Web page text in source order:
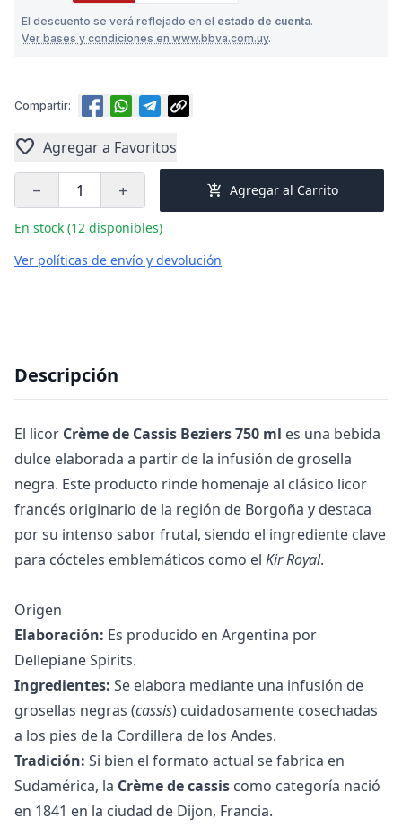
El descuento se verá reflejado en el estado de cuenta.
Ver bases y condiciones en www.bbva.com.uy.
Compartir:
favorite Agregar a Favoritos
remove add add_shopping_cart Agregar al Carrito
En stock (12 disponibles)
Ver políticas de envío y devolución
Descripción
El licor Crème de Cassis Beziers 750 ml es una bebida
dulce elaborada a partir de la infusión de grosella
negra. Este producto rinde homenaje al clásico licor
francés originario de la región de Borgoña y destaca
por su intenso sabor frutal, siendo el ingrediente clave
para cócteles emblemáticos como el Kir Royal.
Origen
Elaboración: Es producido en Argentina por
Dellepiane Spirits.
Ingredientes: Se elabora mediante una infusión de
grosellas negras (cassis) cuidadosamente cosechadas
a los pies de la Cordillera de los Andes.
Tradición: Si bien el formato actual se fabrica en
Sudamérica, la Crème de cassis como categoría nació
en 1841 en la ciudad de Dijon, Francia.